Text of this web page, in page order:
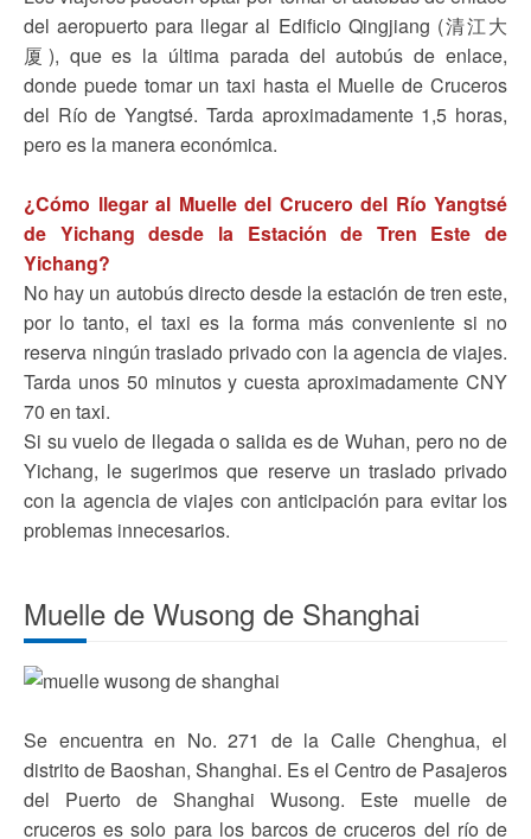
del aeropuerto para llegar al Edificio Qingjiang (清江大
厦), que es la última parada del autobús de enlace,
donde puede tomar un taxi hasta el Muelle de Cruceros
del Río de Yangtsé. Tarda aproximadamente 1,5 horas,
pero es la manera económica.
¿Cómo llegar al Muelle del Crucero del Río Yangtsé
de Yichang desde la Estación de Tren Este de
Yichang?
No hay un autobús directo desde la estación de tren este,
por lo tanto, el taxi es la forma más conveniente si no
reserva ningún traslado privado con la agencia de viajes.
Tarda unos 50 minutos y cuesta aproximadamente CNY
70 en taxi.
Si su vuelo de llegada o salida es de Wuhan, pero no de
Yichang, le sugerimos que reserve un traslado privado
con la agencia de viajes con anticipación para evitar los
problemas innecesarios.
Muelle de Wusong de Shanghai
Se encuentra en No. 271 de la Calle Chenghua, el
distrito de Baoshan, Shanghai. Es el Centro de Pasajeros
del Puerto de Shanghai Wusong. Este muelle de
cruceros es solo para los barcos de cruceros del río de